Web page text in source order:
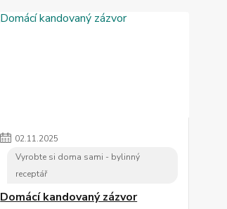
02.11.2025
Vyrobte si doma sami - bylinný
receptář
Domácí kandovaný zázvor